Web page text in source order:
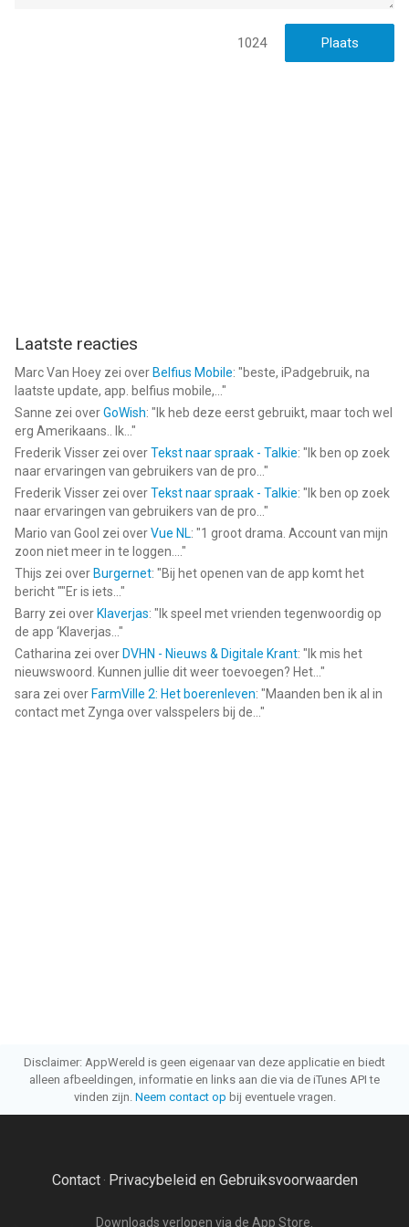
1024
Laatste reacties
Marc Van Hoey zei over Belfius Mobile: "beste, iPadgebruik, na
laatste update, app. belfius mobile,... "
Sanne zei overGoWish: " Ik heb deze eerst gebruikt, maar toch wel
erg Amerikaans.. Ik... "
Frederik Visser zei overTekst naar spraak - Talkie: " Ik ben op zoek
naar ervaringen van gebruikers van de pro... "
Frederik Visser zei overTekst naar spraak - Talkie: " Ik ben op zoek
naar ervaringen van gebruikers van de pro... "
Mario van Gool zei overVue NL: "1 groot drama. Account van mijn
zoon niet meer in te loggen.... "
Thijs zei over Burgernet: "Bij het openen van de app komt het
bericht ""Er is iets... "
Barry zei over Klaverjas: " Ik speel met vrienden tegenwoordig op
de app ‘Klaverjas... "
Catharina zei over DVHN - Nieuws & Digitale Krant: " Ik mis het
nieuwswoord. Kunnen jullie dit weer toevoegen? Het... "
sara zei over FarmVille 2: Het boerenleven: "Maanden ben ik al in
contact met Zynga over valsspelers bij de... "
Disclaimer: AppWereld is geen eigenaar van deze applicatie en biedt
alleen afbeeldingen, informatie en links aan die via de iTunes API te
vinden zijn. Neem contact op bij eventuele vragen.
Contact· Privacybeleid en Gebruiksvoorwaarden
Downloads verlopen via de App Store.